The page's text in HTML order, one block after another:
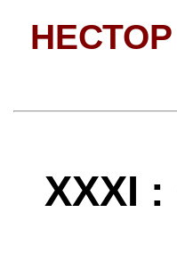
XXXI